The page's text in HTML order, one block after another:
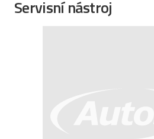
Servisní nástroj